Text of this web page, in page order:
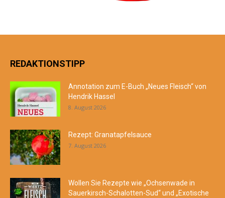
REDAKTIONSTIPP
Annotation zum E-Buch „Neues Fleisch“ von
Hendrik Hassel
8. August 2026
Rezept: Granatapfelsauce
7. August 2026
Wollen Sie Rezepte wie „Ochsenwade in
Sauerkirsch-Schalotten-Sud“ und „Exotische